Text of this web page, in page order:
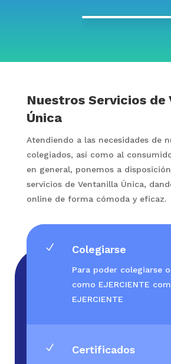
Nuestros Servicios de
Única
Atendiendo a las necesidades de
colegiados, así como al
en general, ponemos a
servicios de Ventanilla Única,
online de forma cómoda y eficaz.
N Colegiarse
Para poder colegiarse
como EJERCIENTE
EJERCIENTE
N Certificados